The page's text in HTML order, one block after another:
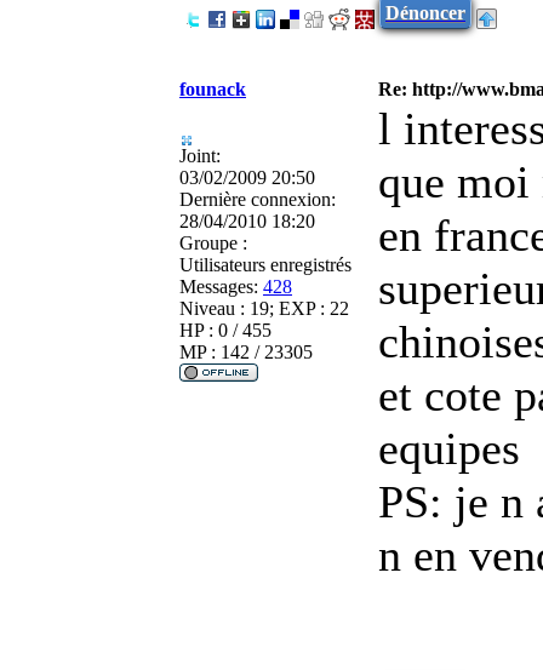
Dénoncer
founack Re: http://
Joint:
03/02/2009 20:50
Dernière connexion:
28/04/2010 18:20
Groupe :
Utilisateurs enregistrés
Messages: 428
Niveau : 19; EXP : 22
HP : 0 / 455
MP : 142 / 23305
l
que moi
en
et cote
equipes
PS: je n
n en